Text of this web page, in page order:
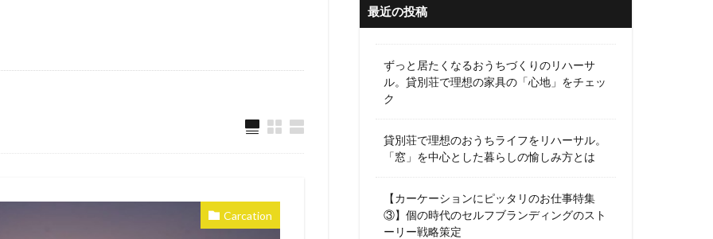
Carcation
最近の投稿
ずっと居たくなるおうちづくりのリハーサ
ル。貸別荘で理想の家具の「心地」をチェッ
ク
貸別荘で理想のおうちライフをリハーサル。
「窓」を中心とした暮らしの愉しみ方とは
【カーケーションにピッタリのお仕事特集
③】個の時代のセルフブランディングのスト
ーリー戦略策定